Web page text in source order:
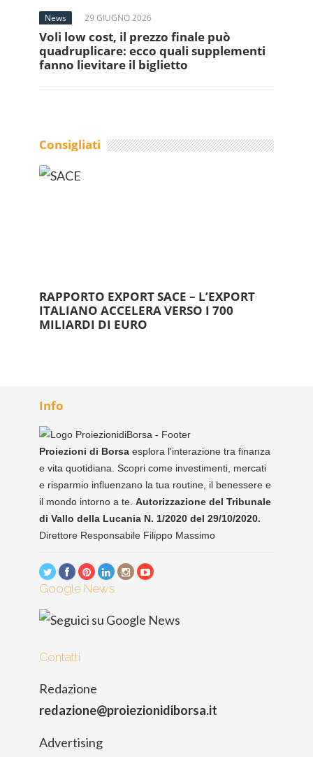
News 29 GIUGNO 2026
Voli low cost, il prezzo finale può
quadruplicare: ecco quali supplementi
fanno lievitare il biglietto
Consigliati
RAPPORTO EXPORT SACE – L’EXPORT
ITALIANO ACCELERA VERSO I 700
MILIARDI DI EURO
Info
Proiezioni di Borsa esplora l'interazione tra finanza
e vita quotidiana. Scopri come investimenti, mercati
e risparmio influenzano la tua routine, il benessere e
il mondo intorno a te. Autorizzazione del Tribunale
di Vallo della Lucania N. 1/2020 del 29/10/2020.
Direttore Responsabile Filippo Massimo
Google News
Contatti
Redazione
redazione@proiezionidiborsa.it
Advertising